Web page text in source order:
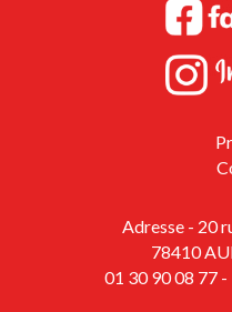
Adresse - 20
78410
01 30 90 08 77 -